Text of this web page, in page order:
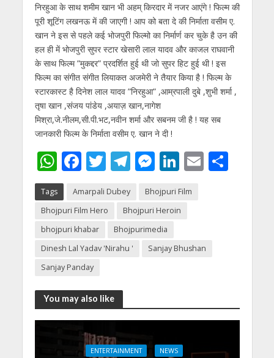
निरहुआ के साथ शमीम खान भी अहम् किरदार में नजर आएंगे ! फिल्म की
पूरी शूटिंग लखनऊ में की जाएगी ! आप को बता दे की निर्माता वसीम ए.
खान ने इस से पहले कई भोजपुरी फिल्मो का निर्मार्ण कर चुके है उन की
हल ही में भोजपुरी सुपर स्टार खेसारी लाल यादव और काजल राघवानी
के साथ फिल्म ”मुकद्दर” प्रदर्शित हुई थी जो सुपर हिट हुई थी ! इस
फिल्म का संगीत संगीत लियाकत अजमेरी ने तैयार किया है ! फिल्म के
स्टारकास्ट है दिनेश लाल यादव ”निरहुआ” ,आम्रपाली दुबे ,शुभी शर्मा ,
तृषा खान ,संजय पांडेय ,अयाज़ खान,नागेश
मिश्रा,जे.नीलम,सी.पी.भट,नवीन शर्मा और सबनम जी है ! यह सब
जानकारी फिल्म के निर्माता वसीम ए. खान ने दी !
W
h
at
s
A
p
p
F
e
b
o
o
k
T
itt
er
T
e
gr
a
m
M
ss
e
n
g
Li
k
e
dI
n
E S
Tags Amarpali Dubey
Bhojpuri Film
Bhojpuri Film Hero
Bhojpuri Heroin
bhojpuri khabar
Bhojpurimedia
Dinesh Lal Yadav 'Nirahu '
Sanjay Bhushan
Sanjay Panday
You may also like
ENTERTAINMENT NEWS